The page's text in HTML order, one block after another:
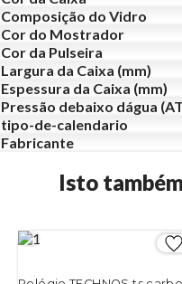
Composição do Vidro
Cor do Mostrador
Cor da Pulseira
Largura da Caixa (mm)
Espessura da Caixa (mm)
Pressão debaixo dágua
tipo-de-calendario
Fabricante
Isto